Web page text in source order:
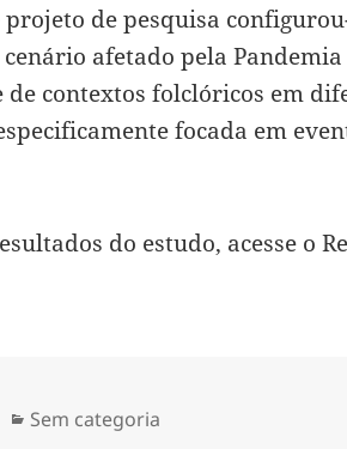
de pesquisa
afetado pela Pandemia
contextos folclóricos em
focada em
do estudo, acesse o
Categorias
Sem categoria